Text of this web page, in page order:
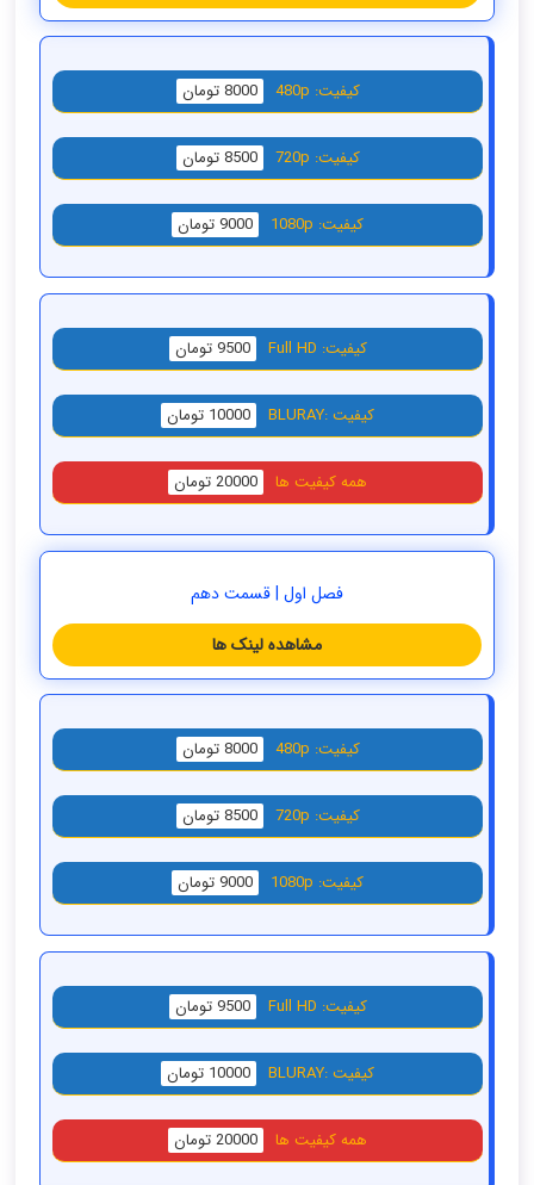
کیفیت: 480p 8000 تومان
کیفیت: 720p 8500 تومان
کیفیت: 1080p 9000 تومان
کیفیت: Full HD 9500 تومان
کیفیت :BLURAY 10000 تومان
همه کیفیت ها 20000 تومان
فصل اول | قسمت دهم
مشاهده لینک ها
کیفیت: 480p 8000 تومان
کیفیت: 720p 8500 تومان
کیفیت: 1080p 9000 تومان
کیفیت: Full HD 9500 تومان
کیفیت :BLURAY 10000 تومان
همه کیفیت ها 20000 تومان